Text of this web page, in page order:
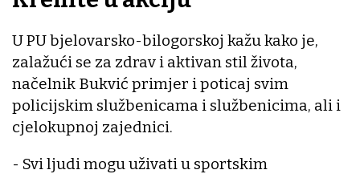
U PU bjelovarsko-bilogorskoj kažu kako je,
zalažući se za zdrav i aktivan stil života,
načelnik Bukvić primjer i poticaj svim
policijskim službenicama i službenicima, ali i
cjelokupnoj zajednici.
- Svi ljudi mogu uživati u sportskim